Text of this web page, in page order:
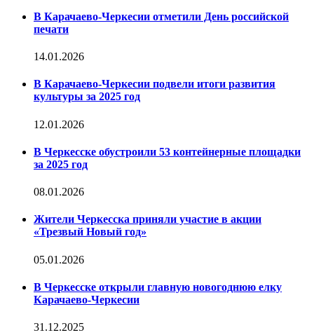
В Карачаево-Черкесии отметили День российской
печати
14.01.2026
В Карачаево-Черкесии подвели итоги развития
культуры за 2025 год
12.01.2026
В Черкесске обустроили 53 контейнерные площадки
за 2025 год
08.01.2026
Жители Черкесска приняли участие в акции
«Трезвый Новый год»
05.01.2026
В Черкесске открыли главную новогоднюю елку
Карачаево-Черкесии
31.12.2025